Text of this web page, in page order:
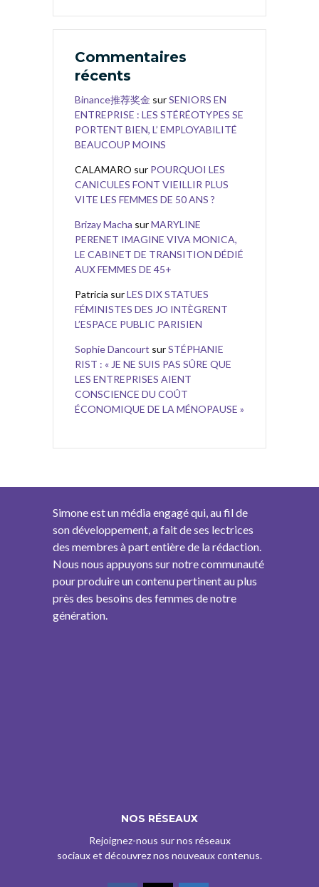
Commentaires
récents
Binance推荐奖金 surSENIORS EN
ENTREPRISE : LES STÉRÉOTYPES SE
PORTENT BIEN, L’ EMPLOYABILITÉ
BEAUCOUP MOINS
CALAMARO sur POURQUOI LES
CANICULES FONT VIEILLIR PLUS
VITE LES FEMMES DE 50 ANS ?
Brizay Macha surMARYLINE
PERENET IMAGINE VIVA MONICA,
LE CABINET DE TRANSITION DÉDIÉ
AUX FEMMES DE 45+
Patricia surLES DIX STATUES
FÉMINISTES DES JO INTÈGRENT
L’ESPACE PUBLIC PARISIEN
Sophie Dancourt surSTÉPHANIE
RIST : « JE NE SUIS PAS SÛRE QUE
LES ENTREPRISES AIENT
CONSCIENCE DU COÛT
ÉCONOMIQUE DE LA MÉNOPAUSE »
Simone est un média engagé qui, au fil de
son développement, a fait de ses lectrices
des membres à part entière de la rédaction.
Nous nous appuyons sur notre communauté
pour produire un contenu pertinent au plus
près des besoins des femmes de notre
génération.
NOS RÉSEAUX
Rejoignez-nous sur nos réseaux
sociaux et découvrez nos nouveaux contenus.